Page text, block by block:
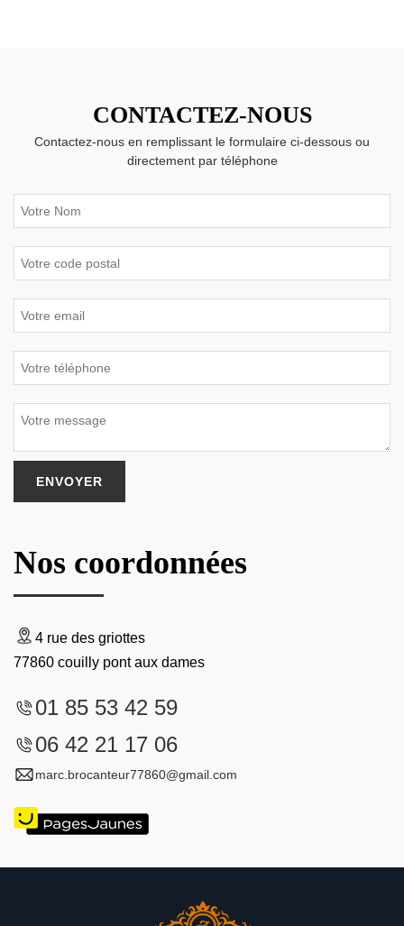
CONTACTEZ-NOUS
Contactez-nous en remplissant le formulaire ci-dessous ou
directement par téléphone
Nos coordonnées
4 rue des griottes
77860 couilly pont aux dames
01 85 53 42 59
06 42 21 17 06
marc.brocanteur77860@gmail.com